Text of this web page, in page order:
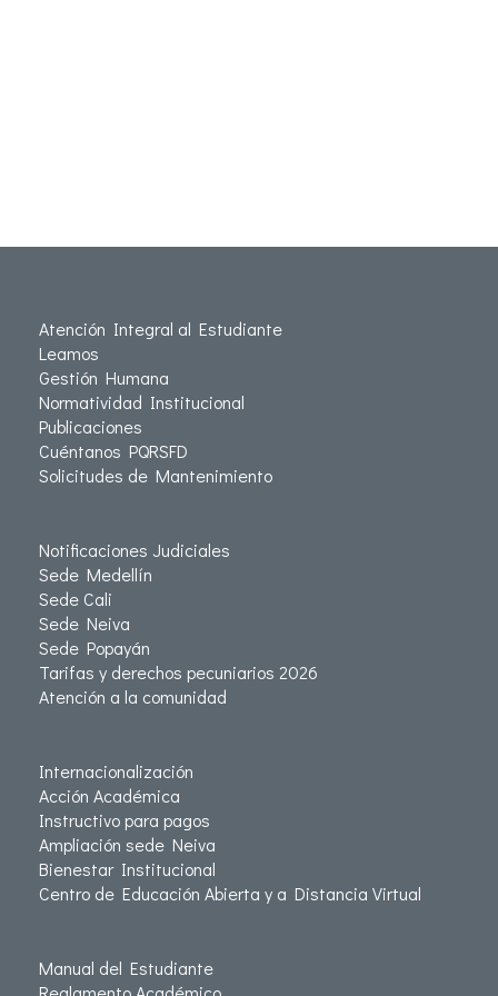
Atención Integral al Estudiante
Leamos
Gestión Humana
Normatividad Institucional
Publicaciones
Cuéntanos PQRSFD
Solicitudes de Mantenimiento
Notificaciones Judiciales
Sede Medellín
Sede Cali
Sede Neiva
Sede Popayán
Tarifas y derechos pecuniarios 2026
Atención a la comunidad
Internacionalización
Acción Académica
Instructivo para pagos
Ampliación sede Neiva
Bienestar Institucional
Centro de Educación Abierta y a Distancia Virtual
Manual del Estudiante